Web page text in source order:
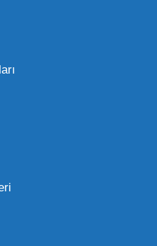
oyun setlerine kadar
bulabilirsiniz.
satış ve alımı
düşmesidir.
geçildiğinde,
alış fiyatı arasındaki
kâr marjları elde